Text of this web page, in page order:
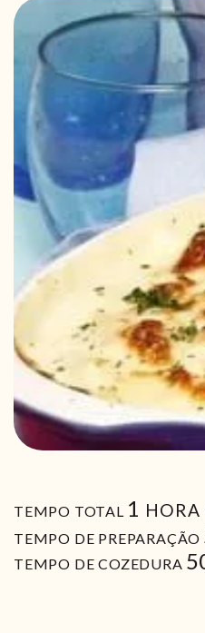
TEMPO TOTAL 1 HORA
HORA
TEMPO DE PREPARAÇÃO
TEMPO DE COZEDURA